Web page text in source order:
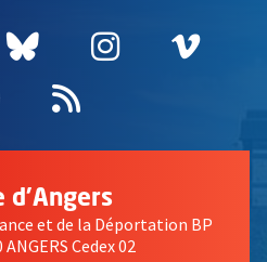
nouvelle fenêtre
une nouvelle
Bluesky
, Ouvre une
Instagram
, Ouvre
,
Ouvre une
Flux RSS
d'Angers
et de la Déportation BP
Cedex 02